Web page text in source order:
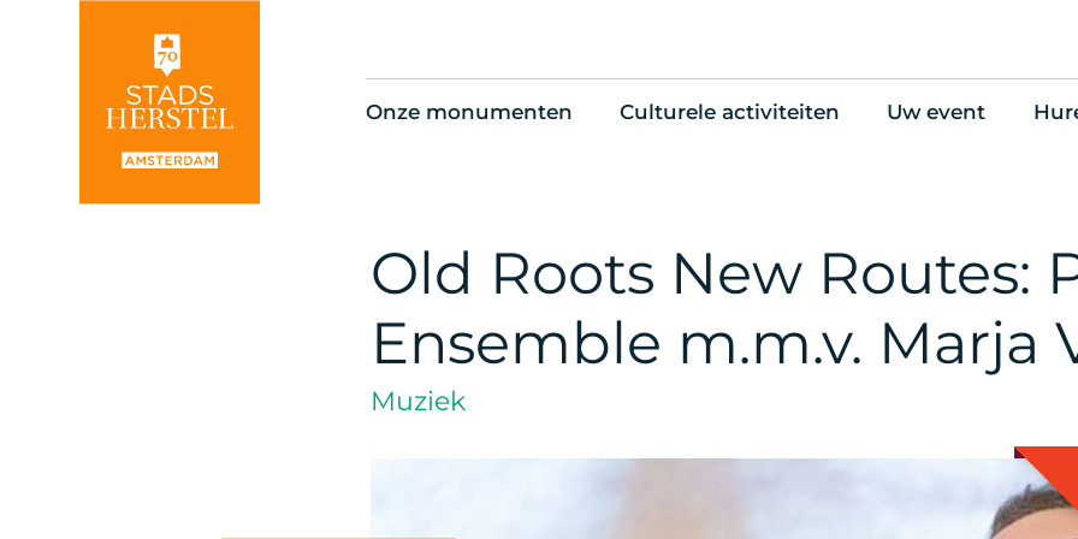
Onze monumenten
Thema’s
Culturele activiteiten
Voor Vrienden
Online activiteiten
Uw event
Diner en receptie
Trouwen
Old Roots New Routes:
Ensemble m.m.v. Marja
Muziek